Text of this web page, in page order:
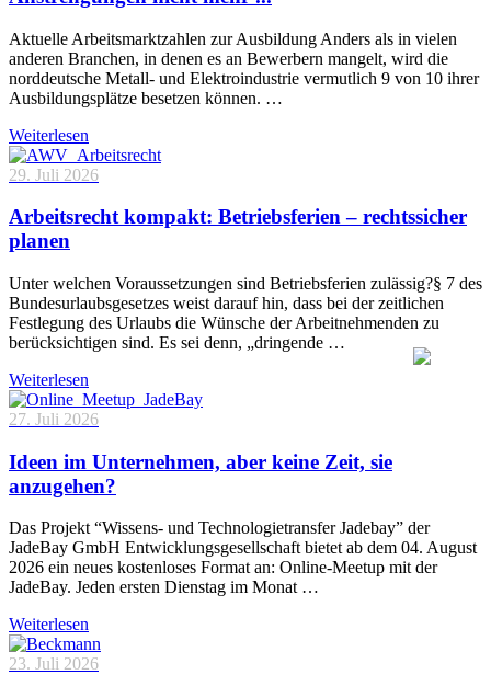
Aktuelle Arbeitsmarktzahlen zur Ausbildung Anders als in vielen
anderen Branchen, in denen es an Bewerbern mangelt, wird die
norddeutsche Metall- und Elektroindustrie vermutlich 9 von 10 ihrer
Ausbildungsplätze besetzen können. …
Weiterlesen
29. Juli 2026
Arbeitsrecht kompakt: Betriebsferien – rechtssicher
planen
Unter welchen Voraussetzungen sind Betriebsferien zulässig?§ 7 des
Bundesurlaubsgesetzes weist darauf hin, dass bei der zeitlichen
Festlegung des Urlaubs die Wünsche der Arbeitnehmenden zu
berücksichtigen sind. Es sei denn, „dringende …
Weiterlesen
27. Juli 2026
Ideen im Unternehmen, aber keine Zeit, sie
anzugehen?
Das Projekt “Wissens- und Technologietransfer Jadebay” der
JadeBay GmbH Entwicklungsgesellschaft bietet ab dem 04. August
2026 ein neues kostenloses Format an: Online-Meetup mit der
JadeBay. Jeden ersten Dienstag im Monat …
Weiterlesen
23. Juli 2026